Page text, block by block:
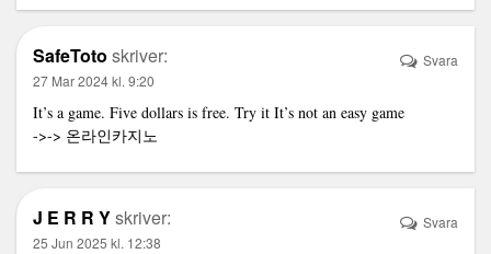
SafeToto skriver:
27 Mar 2024 kl. 9:20
It’s a game. Five dollars is free. Try it It’s not an easy game
->-> 온라인카지노
Svara
J E R R Yskriver:
25 Jun 2025 kl. 12:38
Svara